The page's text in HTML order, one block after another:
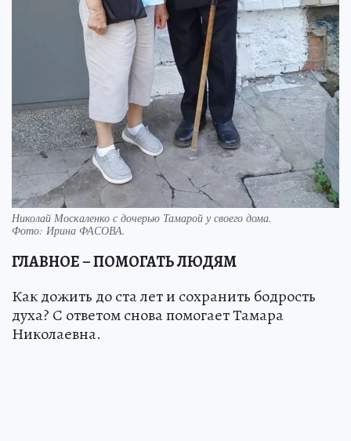
Николай Москаленко с дочерью Тамарой у своего дома.
Фото: Ирина ФАСОВА.
ГЛАВНОЕ – ПОМОГАТЬ ЛЮДЯМ
Как дожить до ста лет и сохранить бодрость
духа? С ответом снова помогает Тамара
Николаевна.